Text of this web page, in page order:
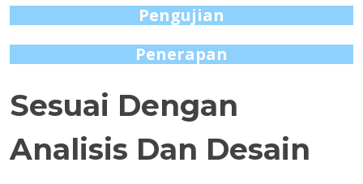
Pengujian
Penerapan
Sesuai Dengan
Analisis Dan Desain